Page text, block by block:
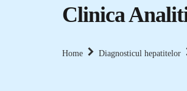
Clinica
Home Diagnosticul hepatitelor